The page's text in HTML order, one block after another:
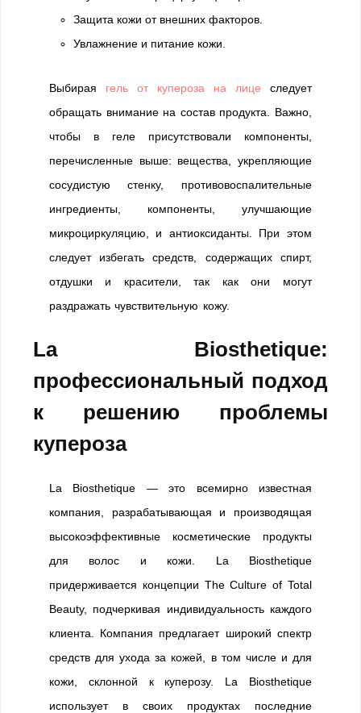
Защита кожи от внешних факторов.
Увлажнение и питание кожи.
Выбирая гель от купероза на лице следует
обращать внимание на состав продукта. Важно,
чтобы в геле присутствовали компоненты,
перечисленные выше: вещества, укрепляющие
сосудистую стенку, противовоспалительные
ингредиенты, компоненты, улучшающие
микроциркуляцию, и антиоксиданты. При этом
следует избегать средств, содержащих спирт,
отдушки и красители, так как они могут
раздражать чувствительную кожу.
La Biosthetique:
профессиональный подход
к решению проблемы
купероза
La Biosthetique — это всемирно известная
компания, разрабатывающая и производящая
высокоэффективные косметические продукты
для волос и кожи. La Biosthetique
придерживается концепции The Culture of Total
Beauty, подчеркивая индивидуальность каждого
клиента. Компания предлагает широкий спектр
средств для ухода за кожей, в том числе и для
кожи, склонной к куперозу. La Biosthetique
использует в своих продуктах последние